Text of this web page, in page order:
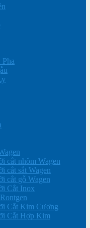
cắt nhôm Wagen
cắt sắt Wagen
cắt gỗ Wagen
Cắt Inox
Cắt Kim Cương
Cắt Hợp Kim